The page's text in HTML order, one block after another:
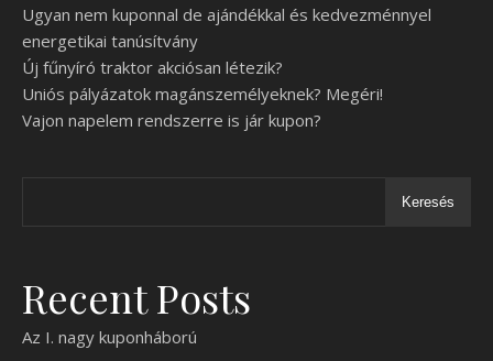
Ugyan nem kuponnal de ajándékkal és kedvezménnyel
energetikai tanúsítvány
Új fűnyíró traktor akciósan létezik?
Uniós pályázatok magánszemélyeknek? Megéri!
Vajon napelem rendszerre is jár kupon?
Keresés
Recent Posts
Az I. nagy kuponháború